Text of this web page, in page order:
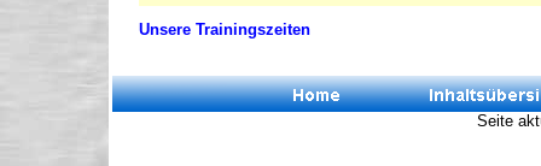
Unsere Trainingszeiten
Seite